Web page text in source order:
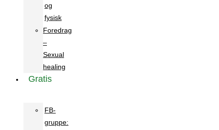
og
fysisk
Foredrag
–
Sexual
healing
Gratis
FB-
gruppe: